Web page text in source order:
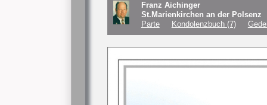
Franz Aichinger
St.Marienkirchen an der Polsenz
Parte
Kondolenzbuch (7)